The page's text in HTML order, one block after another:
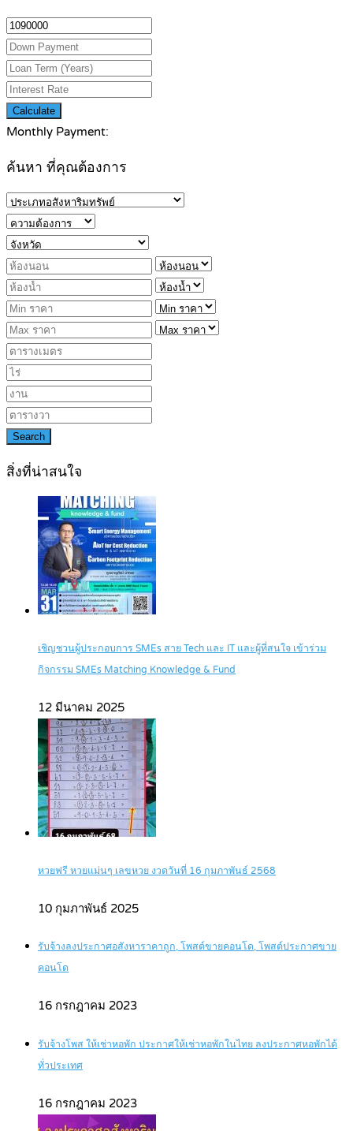
Calculate
Monthly Payment:
ค้นหา ที่คุณต้องการ
Search
สิ่งที่น่าสนใจ
เชิญชวนผู้ประกอบการ SMEs สาย Tech และ IT และผู้ที่สนใจ เข้าร่วม
กิจกรรม SMEs Matching Knowledge & Fund
12 มีนาคม 2025
หวยฟรี หวยแม่นๆ เลขหวย งวดวันที่ 16 กุมภาพันธ์ 2568
10 กุมภาพันธ์ 2025
รับจ้างลงประกาศอสังหาราคาถูก, โพสต์ขายคอนโด, โพสต์ประกาศขาย
คอนโด
16 กรกฎาคม 2023
รับจ้างโพส ให้เช่าหอพัก ประกาศให้เช่าหอพักในไทย ลงประกาศหอพักได้
ทั่วประเทศ
16 กรกฎาคม 2023